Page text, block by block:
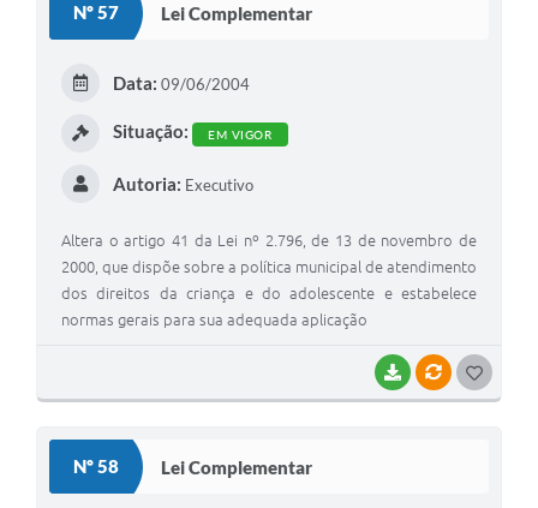
Nº 57 Lei Complementar
BAIXARVÍNCULOS
Data: 09/06/2004
Situação: EM VIGOR
Autoria: Executivo
Altera o artigo 41 da Lei nº 2.796, de 13 de novembro de
2000, que dispõe sobre a política municipal de atendimento
dos direitos da criança e do adolescente e estabelece
normas gerais para sua adequada aplicação
Nº 58 Lei Complementar